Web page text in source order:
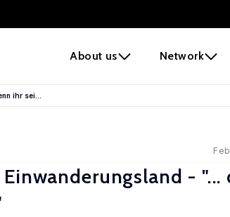
About us Network
ihr sei...
- "...